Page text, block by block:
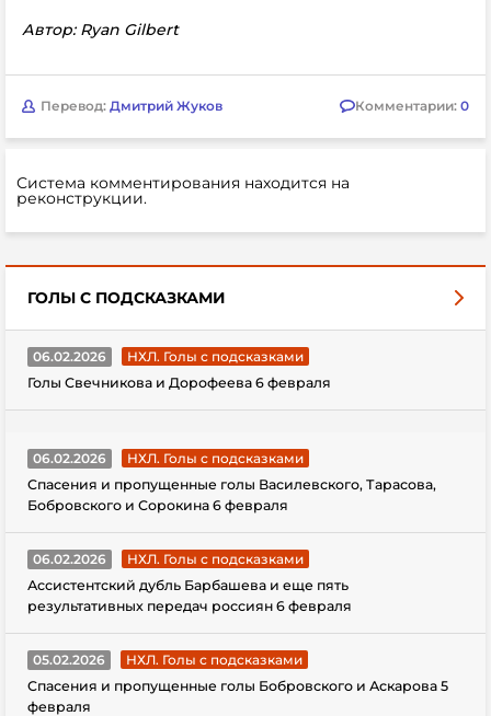
Автор: Ryan Gilbert
Перевод: Дмитрий Жуков Комментарии: 0
Система комментирования находится на
реконструкции.
ГОЛЫ С ПОДСКАЗКАМИ
06.02.2026
НХЛ. Голы с подсказками
Голы Свечникова и Дорофеева 6 февраля
06.02.2026
НХЛ. Голы с подсказками
Спасения и пропущенные голы Василевского, Тарасова,
Бобровского и Сорокина 6 февраля
06.02.2026
НХЛ. Голы с подсказками
Ассистентский дубль Барбашева и еще пять
результативных передач россиян 6 февраля
05.02.2026
НХЛ. Голы с подсказками
Спасения и пропущенные голы Бобровского и Аскарова 5
февраля